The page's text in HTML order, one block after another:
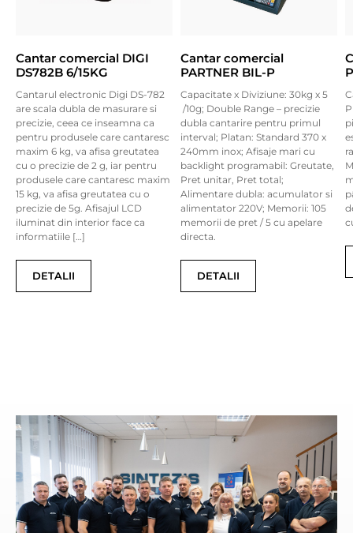
Cantar comercial DIGI
DS782B 6/15KG
Cantarul electronic Digi DS-782
are scala dubla de masurare si
precizie, ceea ce inseamna ca
pentru produsele care cantaresc
maxim 6 kg, va afisa greutatea
cu o precizie de 2 g, iar pentru
produsele care cantaresc maxim
15 kg, va afisa greutatea cu o
precizie de 5g. Afisajul LCD
iluminat din interior face ca
informatiile […]
DETALII
Cantar comercial
PARTNER BIL-P
Capacitate x Diviziune: 30kg x 5
/10g; Double Range – precizie
dubla cantarire pentru primul
interval; Platan: Standard 370 x
240mm inox; Afisaje mari cu
backlight programabil: Greutate,
Pret unitar, Pret total;
Alimentare dubla: acumulator si
alimentator 220V; Memorii: 105
memorii de pret / 5 cu apelare
directa.
DETALII